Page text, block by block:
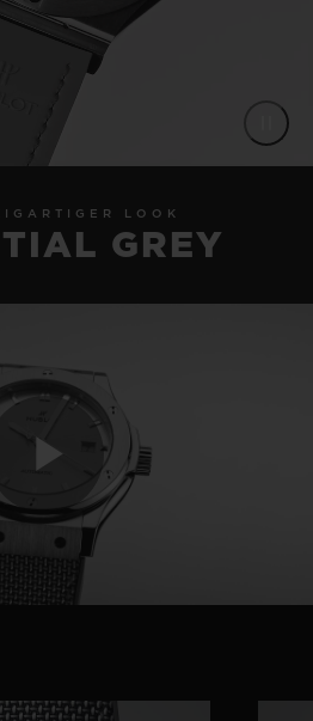
LOOK
GREY
Play